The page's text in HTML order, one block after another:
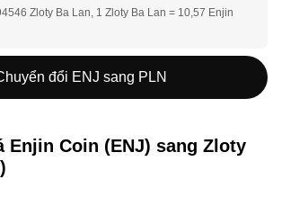
Zloty Ba Lan, 1 Zloty Ba Lan = 10,57 Enjin
đổi ENJ sang PLN
Enjin Coin (ENJ) sang Zloty